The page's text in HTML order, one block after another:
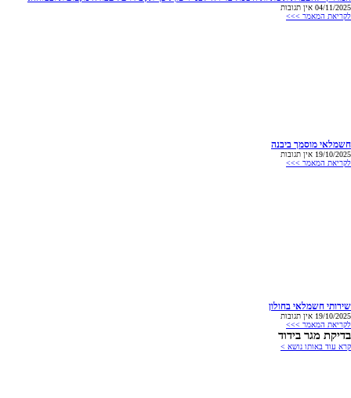
04/11/2025 אין תגובות
לקריאת המאמר >>>
חשמלאי מוסמך ביבנה
19/10/2025 אין תגובות
לקריאת המאמר >>>
שירותי חשמלאי בחולון
19/10/2025 אין תגובות
לקריאת המאמר >>>
בדיקת מגר בידוד
קרא עוד באותו נושא >